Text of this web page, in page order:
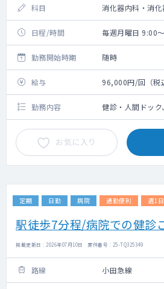
科目 消化器内科・消化
日程/時間 毎週月曜日 9:00
勤務開始時期 随時
給与 96,000円/回（税
勤務内容 健診・人間ドッ
お気に入り
定期 日勤 病院 通勤便利 週1
駅徒歩7分程/病院での健診
掲載更新日 : 2026年07月10日 案件番号 : 25-TQ325349
路線 小田急線